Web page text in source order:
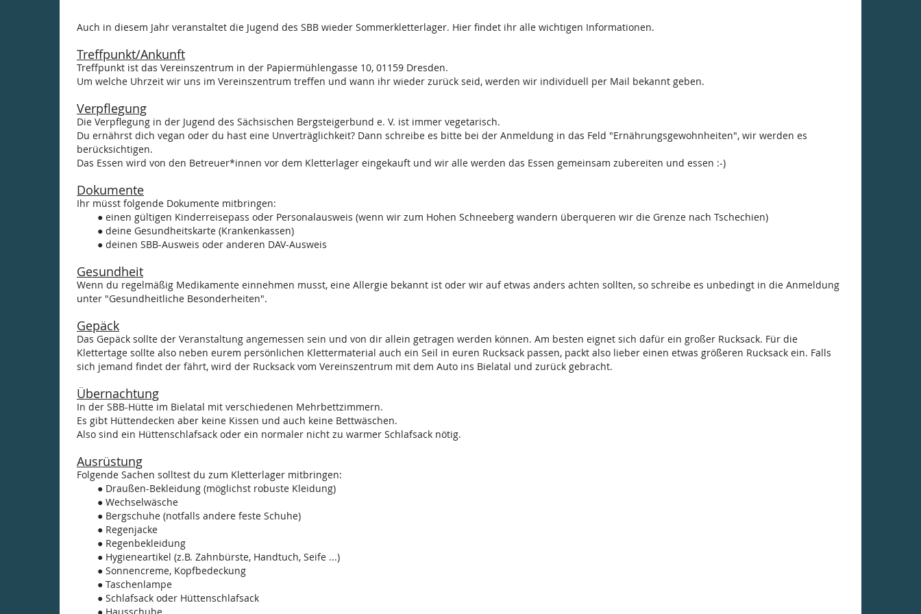
Auch in diesem Jahr veranstaltet die Jugend des SBB wieder Sommerkletterlager. Hier findet ihr alle wichtigen Informationen.
Treffpunkt/Ankunft
Treffpunkt ist das Vereinszentrum in der Papiermühlengasse 10, 01159 Dresden.
Um welche Uhrzeit wir uns im Vereinszentrum treffen und wann ihr wieder zurück seid, werden wir individuell per Mail bekannt geben.
Verpflegung
Die Verpflegung in der Jugend des Sächsischen Bergsteigerbund e. V. ist immer vegetarisch.
Du ernährst dich vegan oder du hast eine Unverträglichkeit? Dann schreibe es bitte bei der Anmeldung in das Feld "Ernährungsgewohnheiten", wir werden es
berücksichtigen.
Das Essen wird von den Betreuer*innen vor dem Kletterlager eingekauft und wir alle werden das Essen gemeinsam zubereiten und essen :-)
Dokumente
Ihr müsst folgende Dokumente mitbringen:
einen gültigen Kinderreisepass oder Personalausweis (wenn wir zum Hohen Schneeberg wandern überqueren wir die Grenze nach Tschechien)
deine Gesundheitskarte (Krankenkassen)
deinen SBB-Ausweis oder anderen DAV-Ausweis
Gesundheit
Wenn du regelmäßig Medikamente einnehmen musst, eine Allergie bekannt ist oder wir auf etwas anders achten sollten, so schreibe es unbedingt in die Anmeldung
unter "Gesundheitliche Besonderheiten".
Gepäck
Das Gepäck sollte der Veranstaltung angemessen sein und von dir allein getragen werden können. Am besten eignet sich dafür ein großer Rucksack. Für die
Klettertage sollte also neben eurem persönlichen Klettermaterial auch ein Seil in euren Rucksack passen, packt also lieber einen etwas größeren Rucksack ein. Falls
sich jemand findet der fährt, wird der Rucksack vom Vereinszentrum mit dem Auto ins Bielatal und zurück gebracht.
Übernachtung
In der SBB-Hütte im Bielatal mit verschiedenen Mehrbettzimmern.
Es gibt Hüttendecken aber keine Kissen und auch keine Bettwäschen.
Also sind ein Hüttenschlafsack oder ein normaler nicht zu warmer Schlafsack nötig.
Ausrüstung
Folgende Sachen solltest du zum Kletterlager mitbringen:
Draußen-Bekleidung (möglichst robuste Kleidung)
Wechselwäsche
Bergschuhe (notfalls andere feste Schuhe)
Regenjacke
Regenbekleidung
Hygieneartikel (z.B. Zahnbürste, Handtuch, Seife ...)
Sonnencreme, Kopfbedeckung
Taschenlampe
Schlafsack oder Hüttenschlafsack